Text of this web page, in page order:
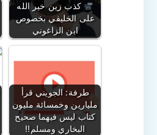
كذب زين خير الله
على الخليفي بخصوص
ابن الزاغوني
طرفة: الجويني قرأ
مليارين وخمسائة مليون
كتاب ليس فيهما صحيح
البخاري ومسلم!!